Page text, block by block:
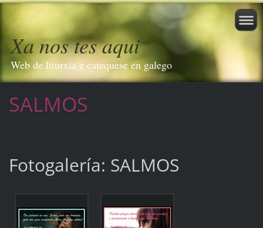
Xa nos tes aqui
Web de liturxia e catequese en galego
SALMOS
Fotogalería: SALMOS